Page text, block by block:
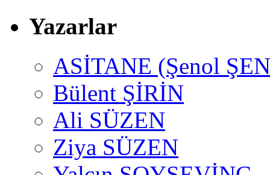
Yazarlar
ASİTANE (Şenol
Bülent ŞİRİN
Ali SÜZEN
Ziya SÜZEN